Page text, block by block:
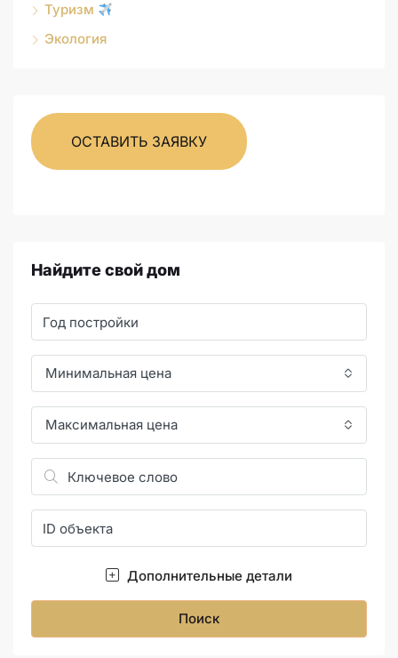
Туризм
Экология
ОСТАВИТЬ ЗАЯВКУ
Найдите свой дом
Минимальная цена
Максимальная цена
Дополнительные детали
Поиск